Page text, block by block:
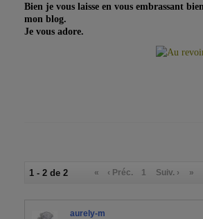
Bien je vous laisse en vous embrassant
mon blog.
Je vous adore.
1 - 2 de 2 « ‹ Préc. 1 Suiv. › »
aurely-m